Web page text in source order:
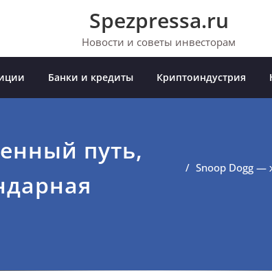
Spezpressa.ru
Новости и советы инвесторам
Банки и кредиты Криптоиндустрия
путь,
Snoop Dogg —